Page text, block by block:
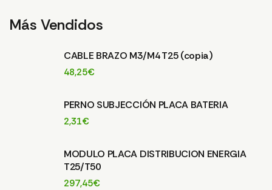
Más Vendidos
CABLE BRAZO M3/M4 T25 (copia)
48,25€
PERNO SUBJECCIÓN PLACA BATERIA
2,31€
MODULO PLACA DISTRIBUCION ENERGIA
T25/T50
297,45€